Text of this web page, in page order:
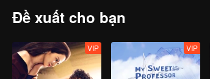
Tùng) cũng xuất hiện những tình cảm khó nói.
Đề xuất cho bạn
VIP VIP